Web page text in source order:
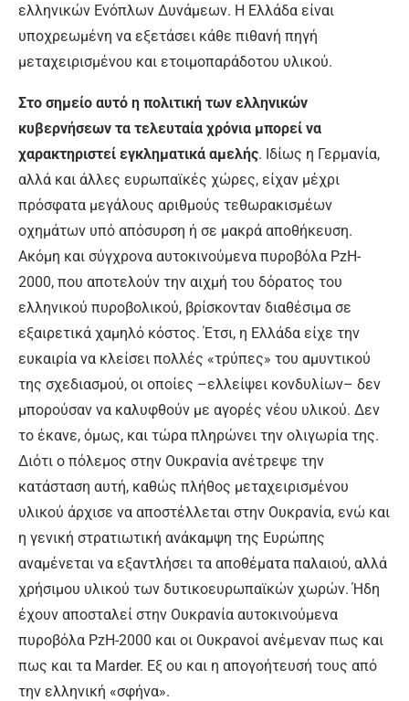
ελληνικών Ενόπλων Δυνάμεων. Η Ελλάδα είναι
υποχρεωμένη να εξετάσει κάθε πιθανή πηγή
μεταχειρισμένου και ετοιμοπαράδοτου υλικού.
Στο σημείο αυτό η πολιτική των ελληνικών
κυβερνήσεων τα τελευταία χρόνια μπορεί να
χαρακτηριστεί εγκληματικά αμελής. Ιδίως η Γερμανία,
αλλά και άλλες ευρωπαϊκές χώρες, είχαν μέχρι
πρόσφατα μεγάλους αριθμούς τεθωρακισμέων
οχημάτων υπό απόσυρση ή σε μακρά αποθήκευση.
Ακόμη και σύγχρονα αυτοκινούμενα πυροβόλα PzH-
2000, που αποτελούν την αιχμή του δόρατος του
ελληνικού πυροβολικού, βρίσκονταν διαθέσιμα σε
εξαιρετικά χαμηλό κόστος. Έτσι, η Ελλάδα είχε την
ευκαιρία να κλείσει πολλές «τρύπες» του αμυντικού
της σχεδιασμού, οι οποίες –ελλείψει κονδυλίων– δεν
μπορούσαν να καλυφθούν με αγορές νέου υλικού. Δεν
το έκανε, όμως, και τώρα πληρώνει την ολιγωρία της.
Διότι ο πόλεμος στην Ουκρανία ανέτρεψε την
κατάσταση αυτή, καθώς πλήθος μεταχειρισμένου
υλικού άρχισε να αποστέλλεται στην Ουκρανία, ενώ και
η γενική στρατιωτική ανάκαμψη της Ευρώπης
αναμένεται να εξαντλήσει τα αποθέματα παλαιού, αλλά
χρήσιμου υλικού των δυτικοευρωπαϊκών χωρών. Ήδη
έχουν αποσταλεί στην Ουκρανία αυτοκινούμενα
πυροβόλα PzH-2000 και οι Ουκρανοί ανέμεναν πως και
πως και τα Marder. Εξ ου και η απογοήτευσή τους από
την ελληνική «σφήνα».